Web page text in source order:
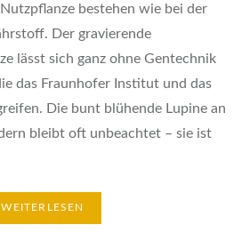
bestehen wie bei der
Der gravierende
lässt sich ganz ohne Gentechnik
das Fraunhofer Institut und das
Die bunt blühende Lupine an
bleibt oft unbeachtet – sie ist
WEITERLESEN